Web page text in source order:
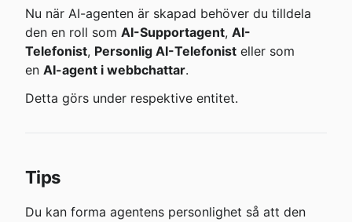
Nu när AI-agenten är skapad behöver du tilldela
den en roll som AI-Supportagent, AI-
Telefonist, Personlig AI-Telefonist eller som
en AI-agent i webbchattar.
Detta görs under respektive entitet.
Tips
Du kan forma agentens personlighet så att den